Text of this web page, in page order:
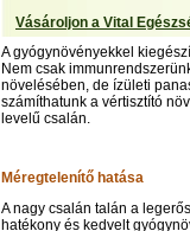
Vásároljon a Vital
A gyógynövényekkel
Nem csak
növelésében, de ízületi
számíthatunk a vértisztító
levelű csalán.
Méregtelenítő hatása
A nagy csalán talán a
hatékony és kedvelt